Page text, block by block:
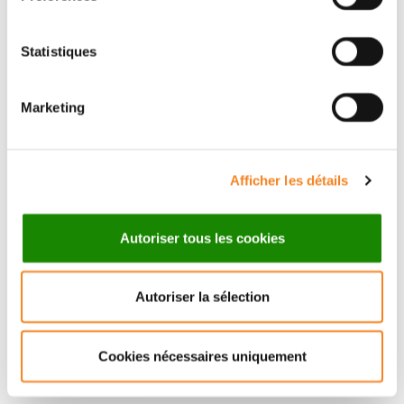
Statistiques
Marketing
Afficher les détails
Autoriser tous les cookies
Autoriser la sélection
Cookies nécessaires uniquement